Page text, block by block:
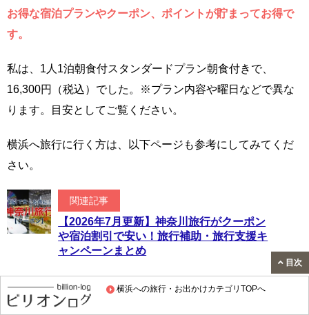
横浜への旅行・お出かけカテゴリTOPへ
お得な宿泊プランやクーポン、ポイントが貯まってお得で
す。
私は、1人1泊朝食付スタンダードプラン朝食付きで、
16,300円（税込）でした。※プラン内容や曜日などで異な
ります。目安としてご覧ください。
横浜へ旅行に行く方は、以下ページも参考にしてみてくだ
さい。
関連記事
【2026年7月更新】神奈川旅行がクーポン
や宿泊割引で安い！旅行補助・旅行支援キ
ャンペーンまとめ
じゃらんから予約｜クーポンでお得
目次